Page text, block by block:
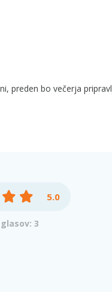
preden bo večerja
5.0
3